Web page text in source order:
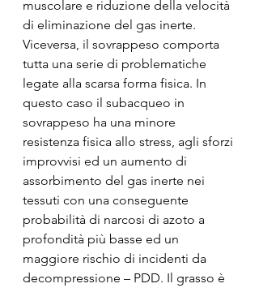
muscolare e riduzione della velocità
di eliminazione del gas inerte.
Viceversa, il sovrappeso comporta
tutta una serie di problematiche
legate alla scarsa forma fisica. In
questo caso il subacqueo in
sovrappeso ha una minore
resistenza fisica allo stress, agli sforzi
improvvisi ed un aumento di
assorbimento del gas inerte nei
tessuti con una conseguente
probabilità di narcosi di azoto a
profondità più basse ed un
maggiore rischio di incidenti da
decompressione – PDD. Il grasso è